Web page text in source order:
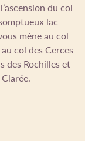
du col
lac
mène au col
col des Cerces
des Rochilles et